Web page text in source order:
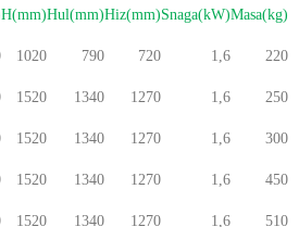
H(mm)Hul(mm)Hiz(mm)Snaga(kW)Masa(kg)
1020 790 720 1,6 220
1520 1340 1270 1,6 250
1520 1340 1270 1,6 300
1520 1340 1270 1,6 450
1520 1340 1270 1,6 510